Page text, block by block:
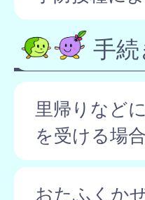
手続
里帰りなど
を受ける場合
おたふくか